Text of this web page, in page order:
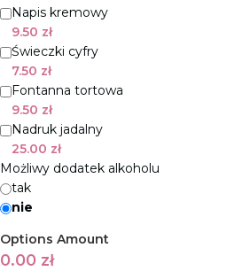
Napis kremowy
9.50 zł
Świeczki cyfry
7.50 zł
Fontanna tortowa
9.50 zł
Nadruk jadalny
25.00 zł
Możliwy dodatek alkoholu
tak
nie
Options Amount
0.00 zł